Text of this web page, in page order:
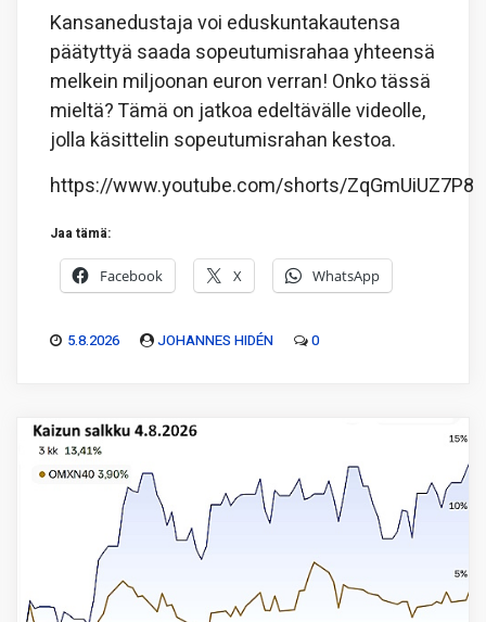
Kansanedustaja voi eduskuntakautensa
päätyttyä saada sopeutumisrahaa yhteensä
melkein miljoonan euron verran! Onko tässä
mieltä? Tämä on jatkoa edeltävälle videolle,
jolla käsittelin sopeutumisrahan kestoa.
https://www.youtube.com/shorts/ZqGmUiUZ7P8
Jaa tämä:
Facebook X WhatsApp
5.8.2026 JOHANNES HIDÉN 0